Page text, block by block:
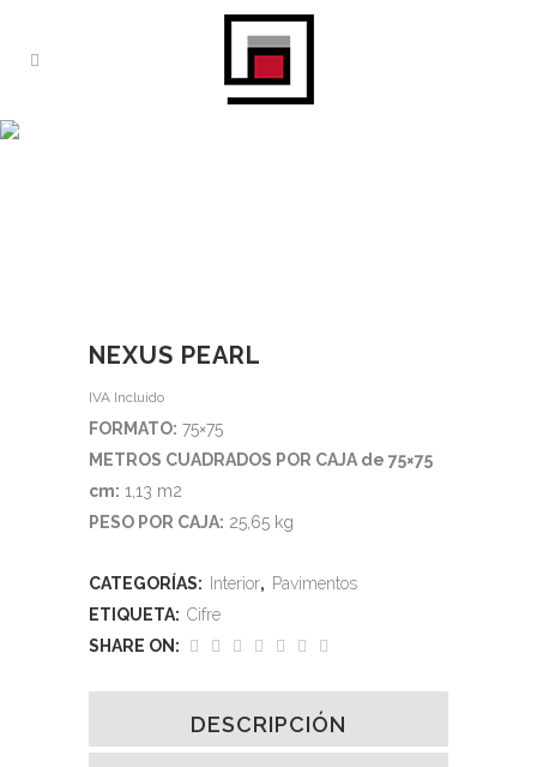
NEXUS PEARL
IVA Incluido
FORMATO: 75×75
METROS CUADRADOS POR CAJA de 75×75
cm: 1,13 m2
PESO POR CAJA: 25,65 kg
CATEGORÍAS: Interior, Pavimentos
ETIQUETA: Cifre
SHARE ON:
DESCRIPCIÓN